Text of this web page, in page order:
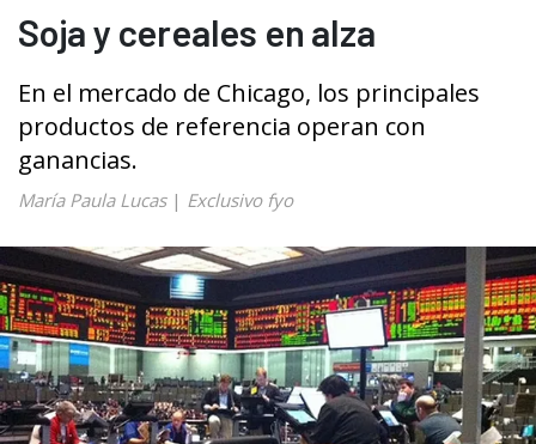
Soja y cereales en alza
En el mercado de Chicago, los principales
productos de referencia operan con
ganancias.
María Paula Lucas| Exclusivo fyo